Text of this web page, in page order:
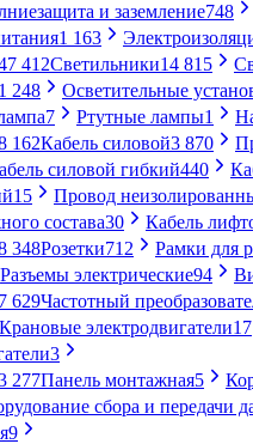
и заземление748
1 163
412Светильники14 815
1 248 Осветительные
7 Ртутные лампы1
162Кабель силовой3 870
силовой гибкий440
15 Провод
состава30 Кабель
348Розетки712 Рамки для
Разъемы электрические94
7 629Частотный
Крановые электродвигатели17
3
277Панель монтажная5
сбора и
9